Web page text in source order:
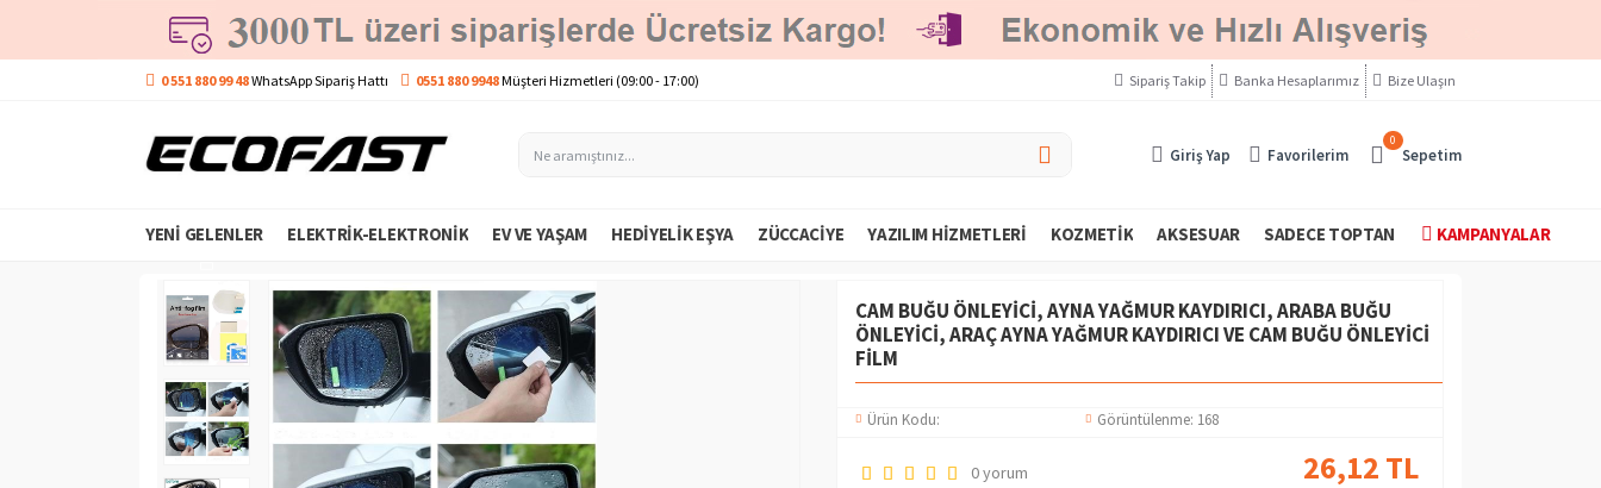
0 551 880 99 48WhatsApp Sipariş Hattı 0551 880 9948Müşteri Hizmetleri (09:00 - 17:00) Sipariş Takip Banka Hesaplarımız Bize Ulaşın
Giriş Yap Favorilerim
0
Sepetim
YENI GELENLER ELEKTRIK-ELEKTRONIK EV VE YAŞAM HEDIYELIK EŞYA ZÜCCACIYE YAZILIM HIZMETLERI KOZMETIK AKSESUAR SADECE TOPTAN KAMPANYALAR
CAM BUĞU ÖNLEYICI, AYNA YAĞMUR KAYDIRICI, ARABA BUĞU
ÖNLEYICI, ARAÇ AYNA YAĞMUR KAYDIRICI VE CAM BUĞU ÖNLEYICI
FILM
Ürün Kodu: Görüntülenme: 168
0 yorum 26,12 TL